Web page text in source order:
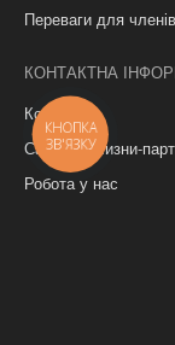
Переваги для
КОНТАКТНА
Контакти
Салони білизни-
Робота у нас
КНОПКА
ЗВ'ЯЗКУ